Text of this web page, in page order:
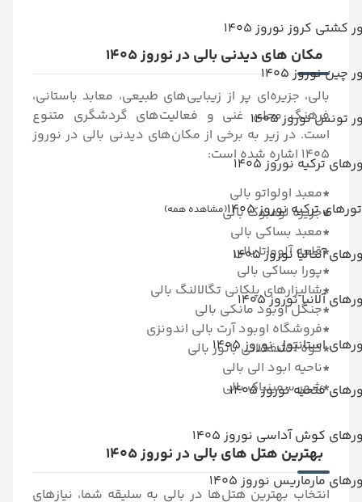
کشتی کروز نوروز 1405
چین نوروز 1405
تونس نوروز 1405
ترکیه نوروز 1405
تورهای ترکیه نوروز 1405 (مشاهده همه)
آنتالیا نوروز 1405
آلانیا نوروز 1405
استانبول نوروز 1405
فتحیه نوروز 1405
کوش آداسی نوروز 1405
مارماریس نوروز 1405
مکان های دیدنی بالی در نوروز 1405
بالی، جزیره‌ای پر از زیبایی‌های طبیعی، معابد باستانی،
فرهنگ محلی غنی و فعالیت‌های گردشگری متنوع
است. در زیر به برخی از مکان‌های دیدنی بالی در نوروز
1405 اشاره شده است:
*معبد اولواتو بالی
*جزیره لومبوک بالی
*معبد بساکی بالی
*قلعه آلوواتا بالی
*پورا بساکی بالی
*شالیزارهای پلکانی تگالالنگ بالی
*جنگل اوبود مانکی بالی
*فروشگاه اوبود آرت بالی اندونزی
*کوه آتشفشانی باتور بالی
*ناحیه ابود الی بالی
*شهر سمینیاک بالی
بهترین هتل های بالی در نوروز 1405
انتخاب بهترین هتل‌ها در بالی به سلیقه شما، نیازهای